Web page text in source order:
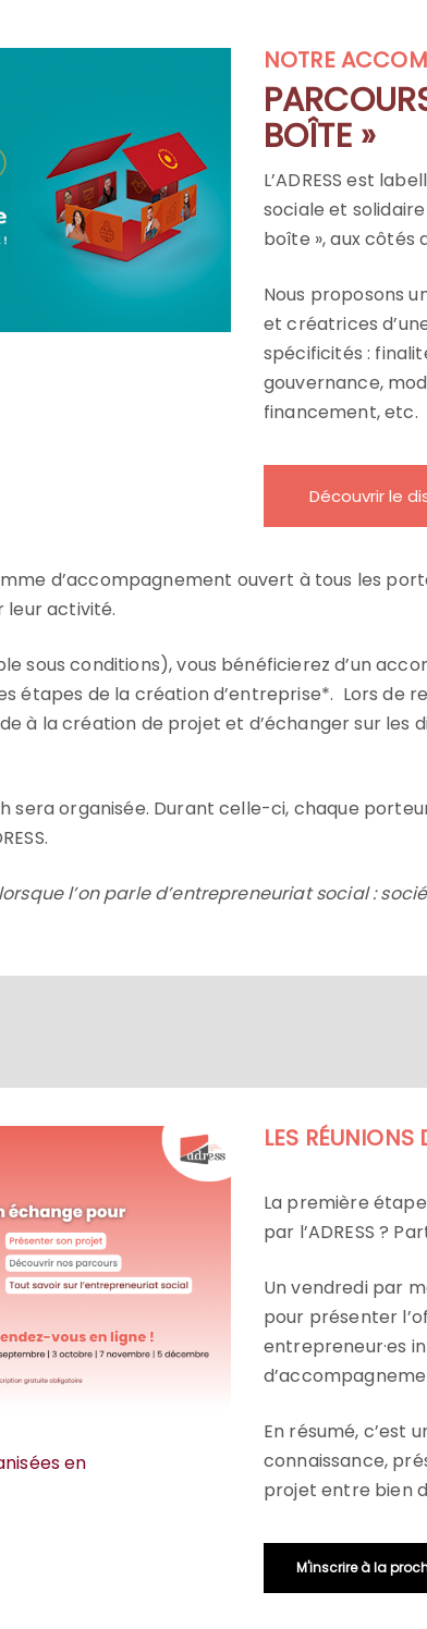
NOTRE
BOÎTE »
L’ADRESS est
sociale et
boîte », aux côtés
Nous proposons
et créatrices
spécificités :
gouvernance,
financement, etc.
Découvrir le
d’accompagnement ouvert à tous les
leur activité.
sous conditions), vous bénéficierez d’un
étapes de la création d’entreprise*. Lors de
à la création de projet et d’échanger sur les
sera organisée. Durant celle-ci, chaque
l’on parle d’entrepreneuriat social :
en
LES RÉUNIONS
La première
par l’ADRESS ?
Un vendredi par
pour présenter
entrepreneur·es
En résumé, c’est
connaissance,
projet entre bien
M'inscrire à la